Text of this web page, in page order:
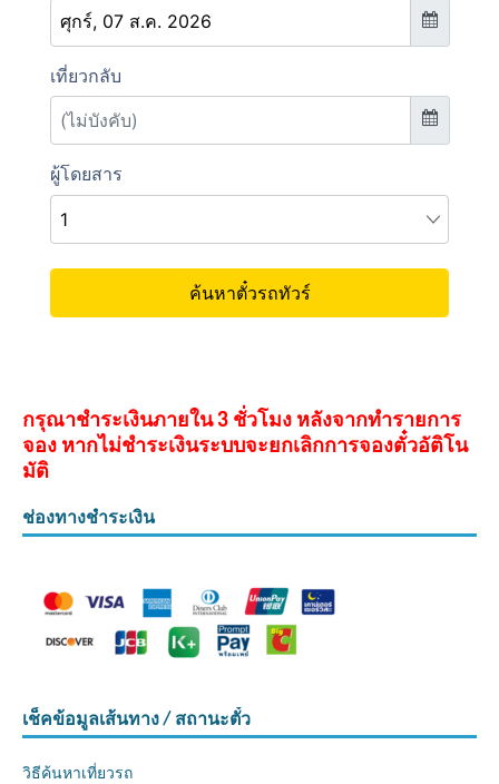
กรุณาชำระเงินภายใน 3 ชั่วโมง หลังจากทำรายการ
จอง หากไม่ชำระเงินระบบจะยกเลิกการจองตั๋วอัติโน
มัติ
ช่องทางชำระเงิน
เช็คข้อมูลเส้นทาง / สถานะตั๋ว
วิธีค้นหาเที่ยวรถ